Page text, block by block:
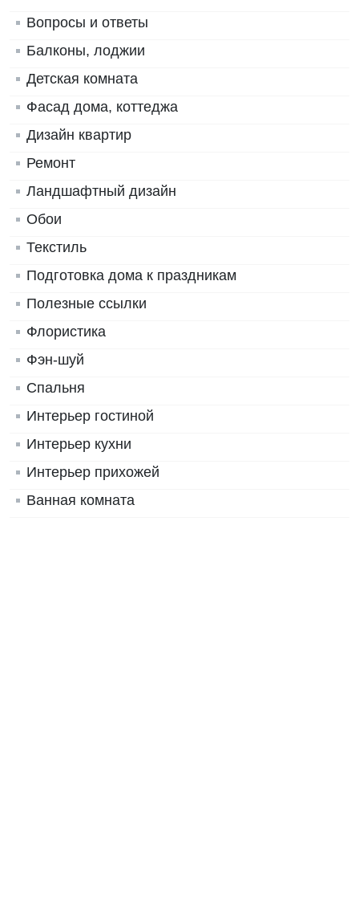
Вопросы и ответы
Балконы, лоджии
Детская комната
Фасад дома, коттеджа
Дизайн квартир
Ремонт
Ландшафтный дизайн
Обои
Текстиль
Подготовка дома к праздникам
Полезные ссылки
Флористика
Фэн-шуй
Спальня
Интерьер гостиной
Интерьер кухни
Интерьер прихожей
Ванная комната